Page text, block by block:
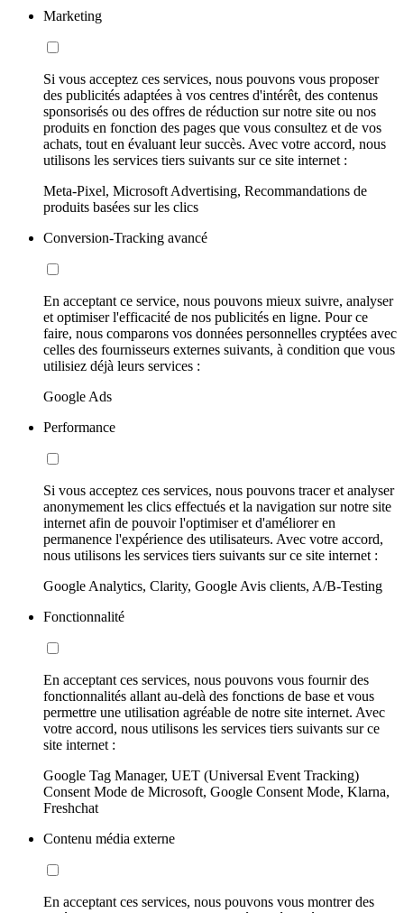
Marketing
Si vous acceptez ces services, nous pouvons vous proposer
des publicités adaptées à vos centres d'intérêt, des contenus
sponsorisés ou des offres de réduction sur notre site ou nos
produits en fonction des pages que vous consultez et de vos
achats, tout en évaluant leur succès. Avec votre accord, nous
utilisons les services tiers suivants sur ce site internet :
Meta-Pixel, Microsoft Advertising, Recommandations de
produits basées sur les clics
Conversion-Tracking avancé
En acceptant ce service, nous pouvons mieux suivre, analyser
et optimiser l'efficacité de nos publicités en ligne. Pour ce
faire, nous comparons vos données personnelles cryptées avec
celles des fournisseurs externes suivants, à condition que vous
utilisiez déjà leurs services :
Google Ads
Performance
Si vous acceptez ces services, nous pouvons tracer et analyser
anonymement les clics effectués et la navigation sur notre site
internet afin de pouvoir l'optimiser et d'améliorer en
permanence l'expérience des utilisateurs. Avec votre accord,
nous utilisons les services tiers suivants sur ce site internet :
Google Analytics, Clarity, Google Avis clients, A/B-Testing
Fonctionnalité
En acceptant ces services, nous pouvons vous fournir des
fonctionnalités allant au-delà des fonctions de base et vous
permettre une utilisation agréable de notre site internet. Avec
votre accord, nous utilisons les services tiers suivants sur ce
site internet :
Google Tag Manager, UET (Universal Event Tracking)
Consent Mode de Microsoft, Google Consent Mode, Klarna,
Freshchat
Contenu média externe
En acceptant ces services, nous pouvons vous montrer des